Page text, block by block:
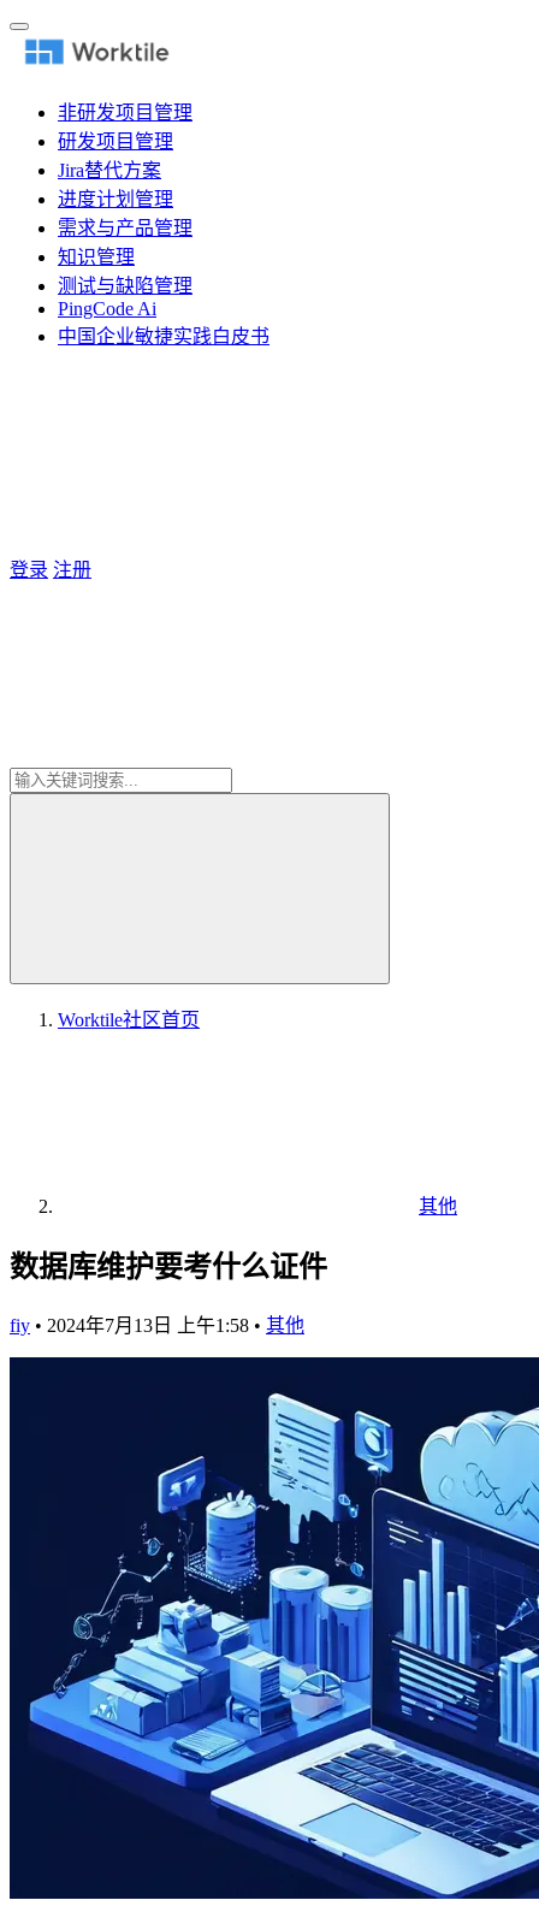
非研发项目管理
研发项目管理
Jira替代方案
进度计划管理
需求与产品管理
知识管理
测试与缺陷管理
PingCode Ai
中国企业敏捷实践白皮书
登录 注册
Worktile社区首页
其他
数据库维护要考什么证件
fiy • 2024年7月13日 上午1:58 • 其他